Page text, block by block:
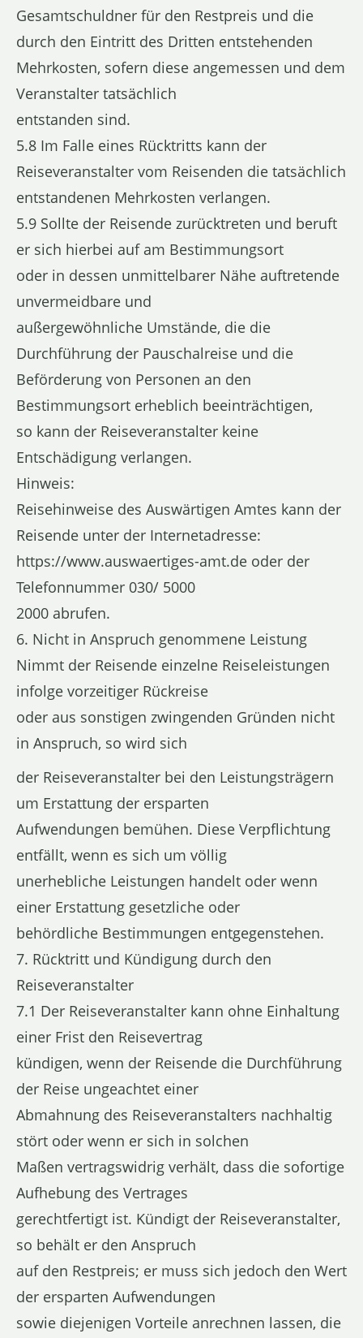
Gesamtschuldner für den Restpreis und die
durch den Eintritt des Dritten entstehenden
Mehrkosten, sofern diese angemessen und dem
Veranstalter tatsächlich
entstanden sind.
5.8 Im Falle eines Rücktritts kann der
Reiseveranstalter vom Reisenden die tatsächlich
entstandenen Mehrkosten verlangen.
5.9 Sollte der Reisende zurücktreten und beruft
er sich hierbei auf am Bestimmungsort
oder in dessen unmittelbarer Nähe auftretende
unvermeidbare und
außergewöhnliche Umstände, die die
Durchführung der Pauschalreise und die
Beförderung von Personen an den
Bestimmungsort erheblich beeinträchtigen,
so kann der Reiseveranstalter keine
Entschädigung verlangen.
Hinweis:
Reisehinweise des Auswärtigen Amtes kann der
Reisende unter der Internetadresse:
https://www.auswaertiges-amt.de oder der
Telefonnummer 030/ 5000
2000 abrufen.
6. Nicht in Anspruch genommene Leistung
Nimmt der Reisende einzelne Reiseleistungen
infolge vorzeitiger Rückreise
oder aus sonstigen zwingenden Gründen nicht
in Anspruch, so wird sich
der Reiseveranstalter bei den Leistungsträgern
um Erstattung der ersparten
Aufwendungen bemühen. Diese Verpflichtung
entfällt, wenn es sich um völlig
unerhebliche Leistungen handelt oder wenn
einer Erstattung gesetzliche oder
behördliche Bestimmungen entgegenstehen.
7. Rücktritt und Kündigung durch den
Reiseveranstalter
7.1 Der Reiseveranstalter kann ohne Einhaltung
einer Frist den Reisevertrag
kündigen, wenn der Reisende die Durchführung
der Reise ungeachtet einer
Abmahnung des Reiseveranstalters nachhaltig
stört oder wenn er sich in solchen
Maßen vertragswidrig verhält, dass die sofortige
Aufhebung des Vertrages
gerechtfertigt ist. Kündigt der Reiseveranstalter,
so behält er den Anspruch
auf den Restpreis; er muss sich jedoch den Wert
der ersparten Aufwendungen
sowie diejenigen Vorteile anrechnen lassen, die